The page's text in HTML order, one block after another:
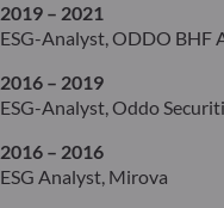
2019 – 2021
ESG-Analyst, ODDO BHF
2016 – 2019
ESG-Analyst, Oddo
2016 – 2016
ESG Analyst, Mirova